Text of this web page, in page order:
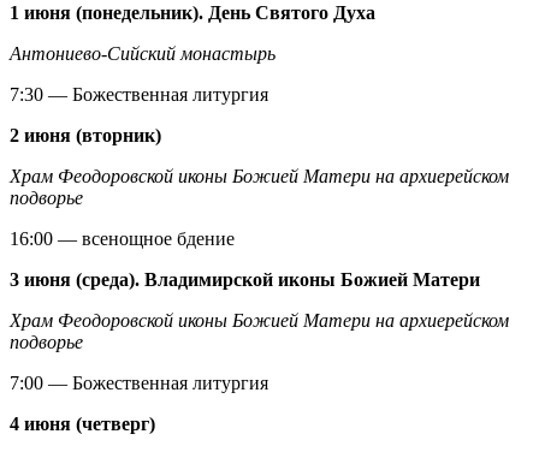
1 июня (понедельник). День Святого Духа
Антониево-Сийский монастырь
7:30 — Божественная литургия
2 июня (вторник)
Храм Феодоровской иконы Божией Матери на архиерейском
подворье
16:00 — всенощное бдение
3 июня (среда). Владимирской иконы Божией Матери
Храм Феодоровской иконы Божией Матери на архиерейском
подворье
7:00 — Божественная литургия
4 июня (четверг)